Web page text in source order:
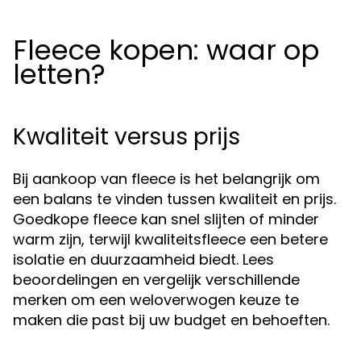
Fleece kopen: waar op
letten?
Kwaliteit versus prijs
Bij aankoop van fleece is het belangrijk om
een balans te vinden tussen kwaliteit en prijs.
Goedkope fleece kan snel slijten of minder
warm zijn, terwijl kwaliteitsfleece een betere
isolatie en duurzaamheid biedt. Lees
beoordelingen en vergelijk verschillende
merken om een weloverwogen keuze te
maken die past bij uw budget en behoeften.